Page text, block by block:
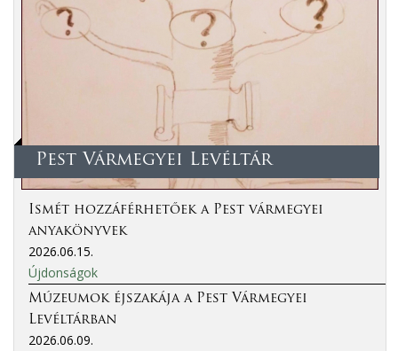
Pest Vármegyei Levéltár
Ismét hozzáférhetőek a Pest vármegyei
anyakönyvek
2026.06.15.
Újdonságok
Múzeumok éjszakája a Pest Vármegyei
Levéltárban
2026.06.09.